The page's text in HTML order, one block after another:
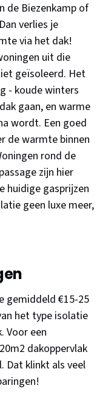
de Biezenkamp of
verlies je
via het dak!
uit die
geïsoleerd. Het
- koude winters
gaan, en warme
wordt. Een goed
de warmte binnen
rond de
zijn hier
huidige gasprijzen
geen luxe meer,
gemiddeld €15-25
het type isolatie
Voor een
dakoppervlak
Dat klinkt als veel